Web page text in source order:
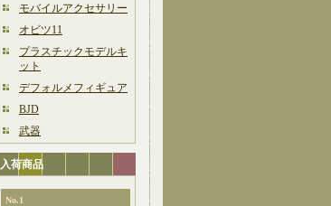
モバイルアクセサリー
オビツ11
プラスチックモデルキ
ット
デフォルメフィギュア
BJD
武器
入荷商品
No.1